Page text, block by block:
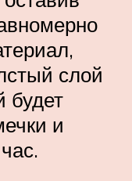
слой
будет
и